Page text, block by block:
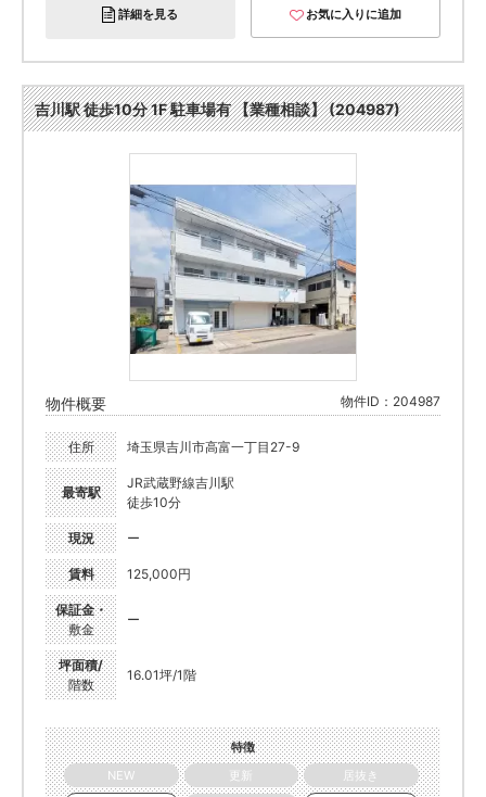
詳細を見る お気に入りに追加
吉川駅 徒歩10分 1F 駐車場有 【業種相談】 (204987)
物件概要 物件ID：204987
住所 埼玉県吉川市高富一丁目27-9
最寄駅
JR武蔵野線吉川駅
徒歩10分
現況 ー
賃料 125,000円
保証金・
敷金
ー
坪面積/
階数
16.01坪/1階
特徴
NEW
更新
居抜き